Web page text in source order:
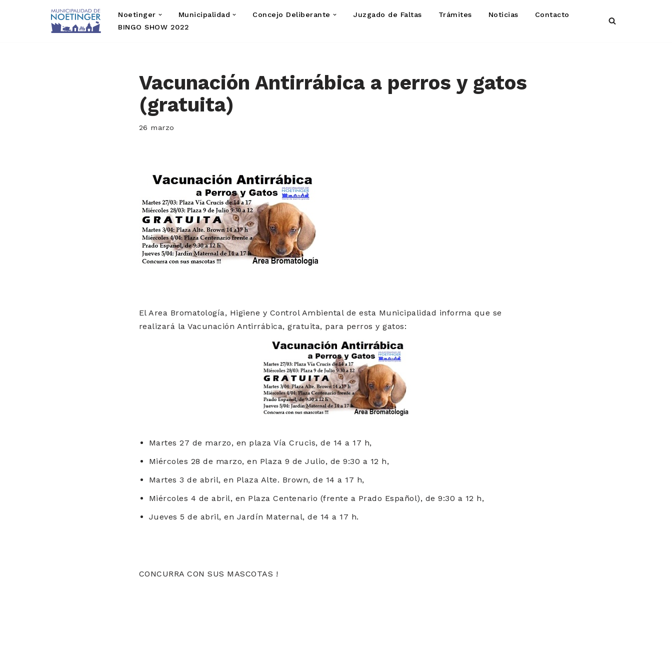
Noetinger Municipalidad Concejo Deliberante Juzgado de Faltas Trámites Noticias
Contacto
BINGO SHOW 2022
Vacunación Antirrábica a perros y gatos
(gratuita)
26 marzo
El Area Bromatología, Higiene y Control Ambiental de esta Municipalidad informa que se
realizará la Vacunación Antirrábica, gratuita, para perros y gatos:
Martes 27 de marzo, en plaza Vía Crucis, de 14 a 17 h,
Miércoles 28 de marzo, en Plaza 9 de Julio, de 9:30 a 12 h,
Martes 3 de abril, en Plaza Alte. Brown, de 14 a 17 h,
Miércoles 4 de abril, en Plaza Centenario (frente a Prado Español), de 9:30 a 12 h,
Jueves 5 de abril, en Jardín Maternal, de 14 a 17 h.
CONCURRA CON SUS MASCOTAS !